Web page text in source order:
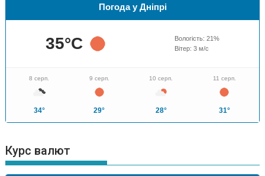
Погода у Дніпрі
35°C Вологість: 21 %
Вітер: 3м/с
8 серп.
34°
9 серп.
29°
10 серп.
28°
11 серп.
31°
Курс валют